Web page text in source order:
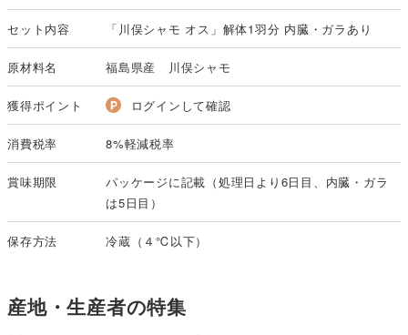
セット内容 「川俣シャモ オス」解体1羽分 内臓・ガラあり
原材料名 福島県産 川俣シャモ
獲得ポイント ログインして確認
消費税率 8%軽減税率
賞味期限
パッケージに記載（処理日より6日目、内臓・ガラ
は5日目）
保存方法 冷蔵（４℃以下）
産地・生産者の特集